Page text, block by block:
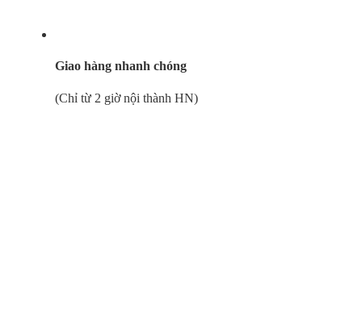
Giao hàng nhanh chóng
(Chỉ từ 2 giờ nội thành HN)